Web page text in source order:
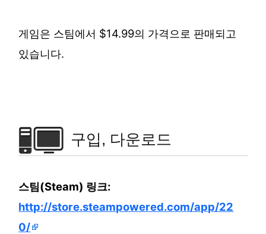
게임은 스팀에서 $14.99의 가격으로 판매되고
있습니다.
구입, 다운로드
스팀(Steam) 링크:
http://store.steampowered.com/app/22
0/